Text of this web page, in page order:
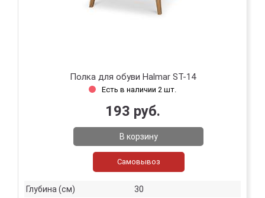
Полка для обуви Halmar ST-14
Есть в наличии 2 шт.
193 руб.
В корзину
Самовывоз
Глубина (см)
30